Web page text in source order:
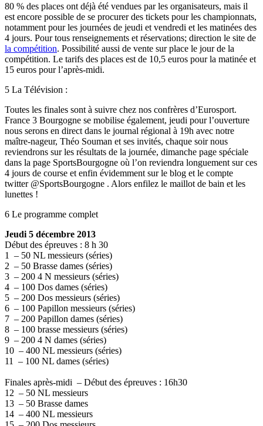
80 % des places ont déjà été vendues par les organisateurs, mais il
est encore possible de se procurer des tickets pour les championnats,
notamment pour les journées de jeudi et vendredi et les matinées des
4 jours. Pour tous renseignements et réservations; direction le site de
la compétition. Possibilité aussi de vente sur place le jour de la
compétition. Le tarifs des places est de 10,5 euros pour la matinée et
15 euros pour l’après-midi.
5 La Télévision :
Toutes les finales sont à suivre chez nos confrères d’Eurosport.
France 3 Bourgogne se mobilise également, jeudi pour l’ouverture
nous serons en direct dans le journal régional à 19h avec notre
maître-nageur, Théo Souman et ses invités, chaque soir nous
reviendrons sur les résultats de la journée, dimanche page spéciale
dans la page SportsBourgogne où l’on reviendra longuement sur ces
4 jours de course et enfin évidemment sur le blog et le compte
twitter @SportsBourgogne . Alors enfilez le maillot de bain et les
lunettes !
6 Le programme complet
Jeudi 5 décembre 2013
Début des épreuves : 8 h 30
1 – 50 NL messieurs (séries)
2 – 50 Brasse dames (séries)
3 – 200 4 N messieurs (séries)
4 – 100 Dos dames (séries)
5 – 200 Dos messieurs (séries)
6 – 100 Papillon messieurs (séries)
7 – 200 Papillon dames (séries)
8 – 100 brasse messieurs (séries)
9 – 200 4 N dames (séries)
10 – 400 NL messieurs (séries)
11 – 100 NL dames (séries)
Finales après-midi – Début des épreuves : 16h30
12 – 50 NL messieurs
13 – 50 Brasse dames
14 – 400 NL messieurs